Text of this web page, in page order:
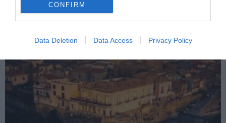
CONFIRM
Data Deletion Data Access Privacy Policy
AȚI PUTEA DORI DE